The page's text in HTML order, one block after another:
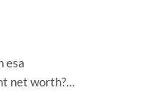
esa
net worth?…